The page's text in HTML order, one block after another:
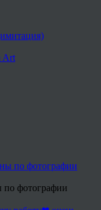
Art
по фотографии